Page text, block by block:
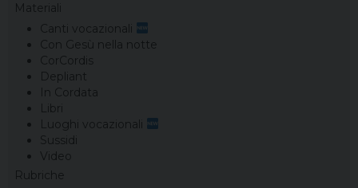
Materiali
Canti vocazionali
Con Gesù nella notte
CorCordis
Depliant
In Cordata
Libri
Luoghi vocazionali
Sussidi
Video
Rubriche